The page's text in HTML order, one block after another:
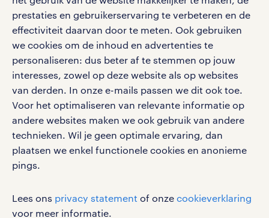
prestaties en gebruikerservaring te verbeteren en de
effectiviteit daarvan door te meten. Ook gebruiken
we cookies om de inhoud en advertenties te
personaliseren: dus beter af te stemmen op jouw
interesses, zowel op deze website als op websites
van derden. In onze e-mails passen we dit ook toe.
Voor het optimaliseren van relevante informatie op
andere websites maken we ook gebruik van andere
technieken. Wil je geen optimale ervaring, dan
plaatsen we enkel functionele cookies en anonieme
pings.
Lees ons privacy statement of onze cookieverklaring
voor meer informatie.
vacatures, solliciteren en inspiratie.
werken bij randstad
gebruikersvoorwaarden
privacystatement
cookies
disclaimer
sitemap
RANDSTAD, HUMAN FORWARD en SHAPING THE
WORLD OF WORK zijn geregistreerde